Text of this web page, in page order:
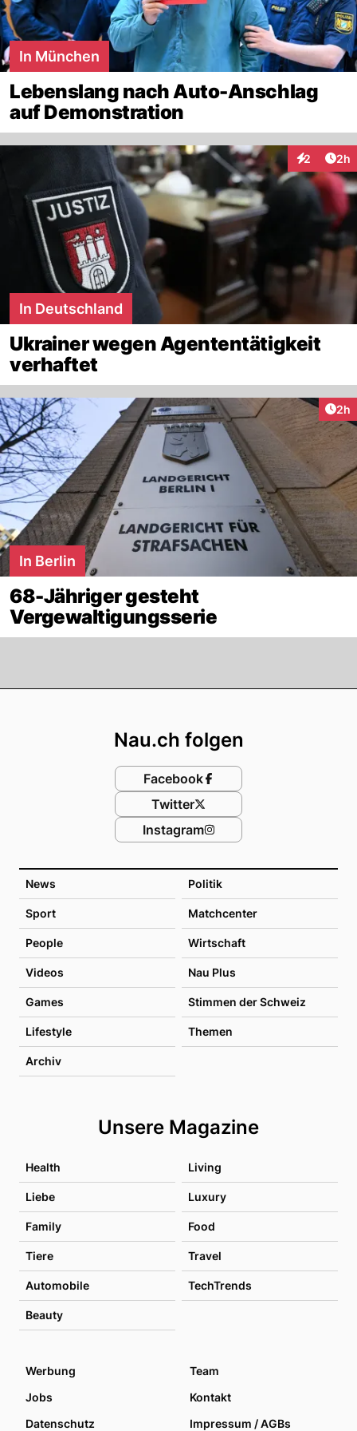
In München
Lebenslang nach Auto-Anschlag
auf Demonstration
2 2h
In Deutschland
Ukrainer wegen Agententätigkeit
verhaftet
2h
In Berlin
68-Jähriger gesteht
Vergewaltigungsserie
News Politik
Sport Matchcenter
People Wirtschaft
Videos Nau Plus
Games Stimmen der Schweiz
Lifestyle Themen
Archiv
Unsere Magazine
Health Living
Liebe Luxury
Family Food
Tiere Travel
Automobile TechTrends
Beauty
Nau.ch folgen
Facebook
Twitter
Instagram
Werbung
Team
Jobs
Kontakt
Datenschutz
Impressum / AGBs